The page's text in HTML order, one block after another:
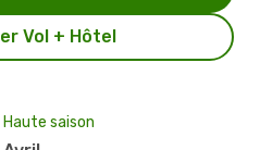
Vol + Hôtel
Haute saison